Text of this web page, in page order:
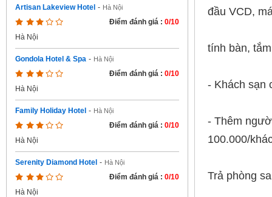
Artisan Lakeview Hotel - Hà Nội
Điểm đánh giá : 0/10
Hà Nội
Gondola Hotel & Spa - Hà Nội
Điểm đánh giá : 0/10
Hà Nội
Family Holiday Hotel - Hà Nội
Điểm đánh giá : 0/10
Hà Nội
Serenity Diamond Hotel - Hà Nội
Điểm đánh giá : 0/10
Hà Nội
đầu VCD,
tính bàn,
- Khách sạn
- Thêm
100.000/
Trả phòng